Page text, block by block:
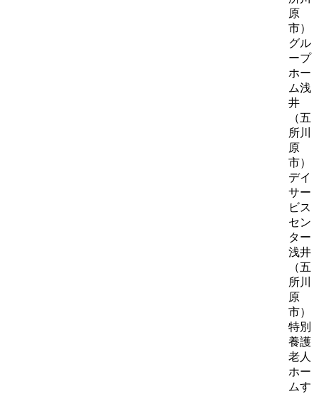
原
市）
グル
ープ
ホー
ム浅
井
（五
所川
原
市）
デイ
サー
ビス
セン
ター
浅井
（五
所川
原
市）
特別
養護
老人
ホー
ムす